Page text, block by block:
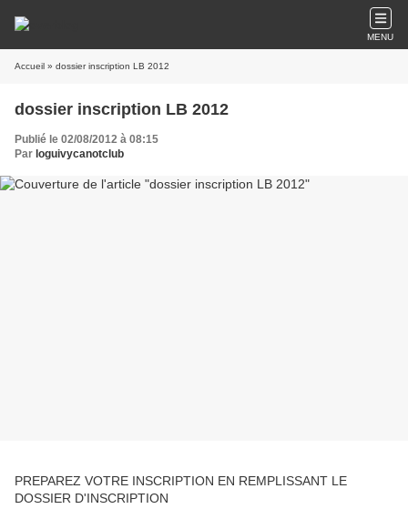
MENU
Accueil » dossier inscription LB 2012
dossier inscription LB 2012
Publié le 02/08/2012 à 08:15
Par loguivycanotclub
PREPAREZ VOTRE INSCRIPTION EN REMPLISSANT LE
DOSSIER D'INSCRIPTION